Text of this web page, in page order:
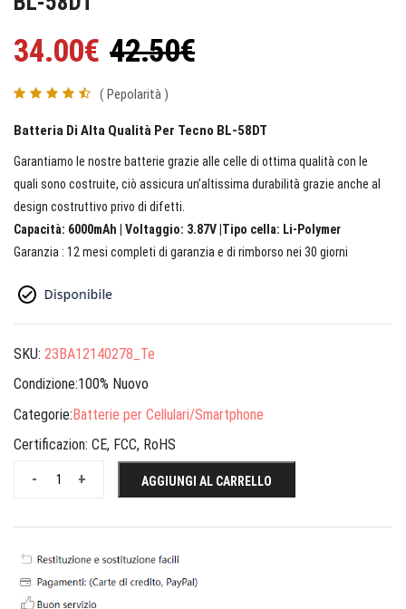
34.00€ 42.50€
( Pepolarità )
Batteria Di Alta Qualità Per Tecno BL-58DT
Garantiamo le nostre batterie grazie alle celle di ottima qualità con le
quali sono costruite, ciò assicura un’altissima durabilità grazie anche al
design costruttivo privo di difetti.
Capacità: 6000mAh | Voltaggio: 3.87V |Tipo cella: Li-Polymer
Garanzia : 12 mesi completi di garanzia e di rimborso nei 30 giorni
SKU: 23BA12140278_Te
Condizione:100% Nuovo
Categorie:Batterie per Cellulari/Smartphone
Certificazion: CE, FCC, RoHS
+
- AGGIUNGI AL CARRELLO